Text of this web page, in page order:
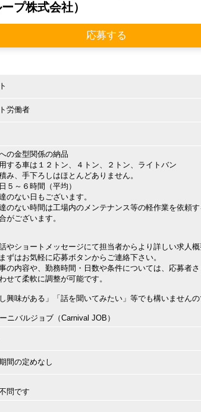
プ株式会社）
応募する
労働者
の金型関係の納品
する車は１２トン、４トン、２トン、ライトバン
み、手下ろしはほとんどありません。
５～６時間（平均）
のない日もございます。
のない時間は工場内のメンテナンス等の軽作業を依頼す
がございます。
やショートメッセージにて担当者からより詳しい求人
ずはお気軽に応募ボタンからご連絡下さい。
の内容や、勤務時間・日数や条件については、応募者
せて柔軟に調整が可能です。
し興味がある」「話を聞いてみたい」等でも構いません
ニバルジョブ（Carnival JOB）
間の定めなし
問です